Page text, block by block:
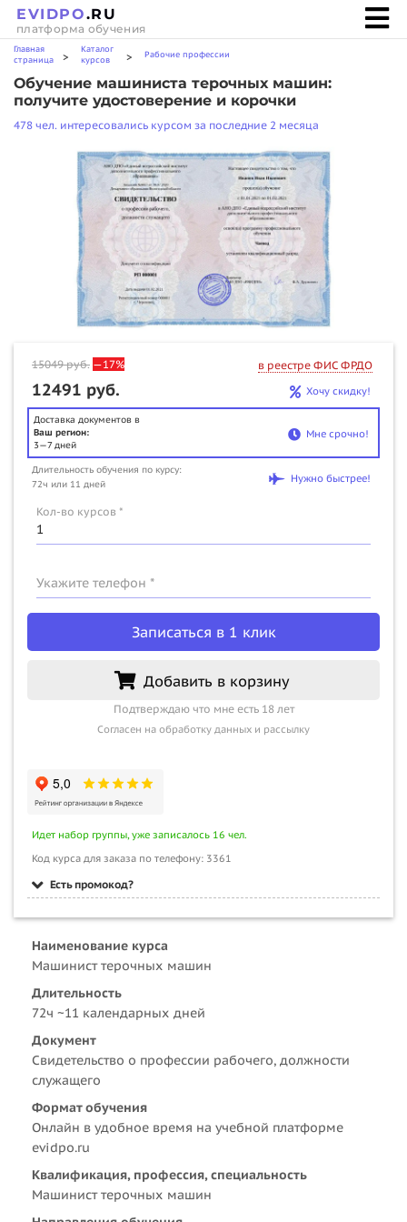
EVIDPO.RU
платформа обучения
Главная
страница
>
Каталог
курсов
> Рабочие профессии
Обучение машиниста терочных машин:
получите удостоверение и корочки
478 чел. интересовались курсом за последние 2 месяца
15049руб. —17% в реестре ФИС ФРДО
12491 руб. Хочу скидку!
Доставка документов в
Ваш регион:
3—7 дней
Мне срочно!
Длительность обучения по курсу:
72ч или 11 дней
Нужно быстрее!
Кол-во курсов *
Укажите телефон *
Записаться в 1 клик
Добавить в корзину
Подтверждаю что мне есть 18 лет
Согласен на обработку данных и рассылку
Идет набор группы, уже записалось 16 чел.
Код курса для заказа по телефону: 3361
Есть промокод?
Наименование курса
Машинист терочных машин
Длительность
72ч ~11 календарных дней
Документ
Свидетельство о профессии рабочего, должности
служащего
Формат обучения
Онлайн в удобное время на учебной платформе
evidpo.ru
Квалификация, профессия, специальность
Машинист терочных машин